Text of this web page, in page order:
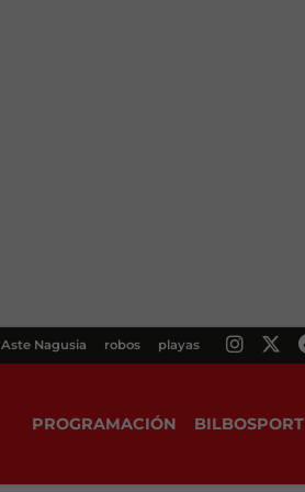
Aste Nagusia robos playas
PROGRAMACIÓN BILBOSPORT